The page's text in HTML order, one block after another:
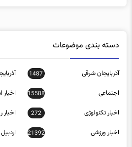
دسته بندی موضوعات
آذربایجان شرقی 1487
اجتماعی 15588 اخبار
اخبار تکنولوژی 272 اخبار
اخبار ورزشی 21392 اردبیل